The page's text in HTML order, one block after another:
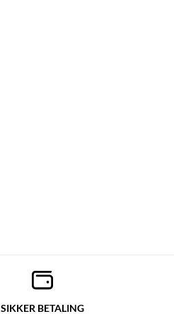
SIKKER BETALING